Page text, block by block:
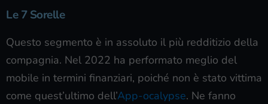
Le 7 Sorelle
Questo segmento è in assoluto il più redditizio della
compagnia. Nel 2022 ha performato meglio del
mobile in termini finanziari, poiché non è stato vittima
come quest’ultimo dell’App-ocalypse. Ne fanno